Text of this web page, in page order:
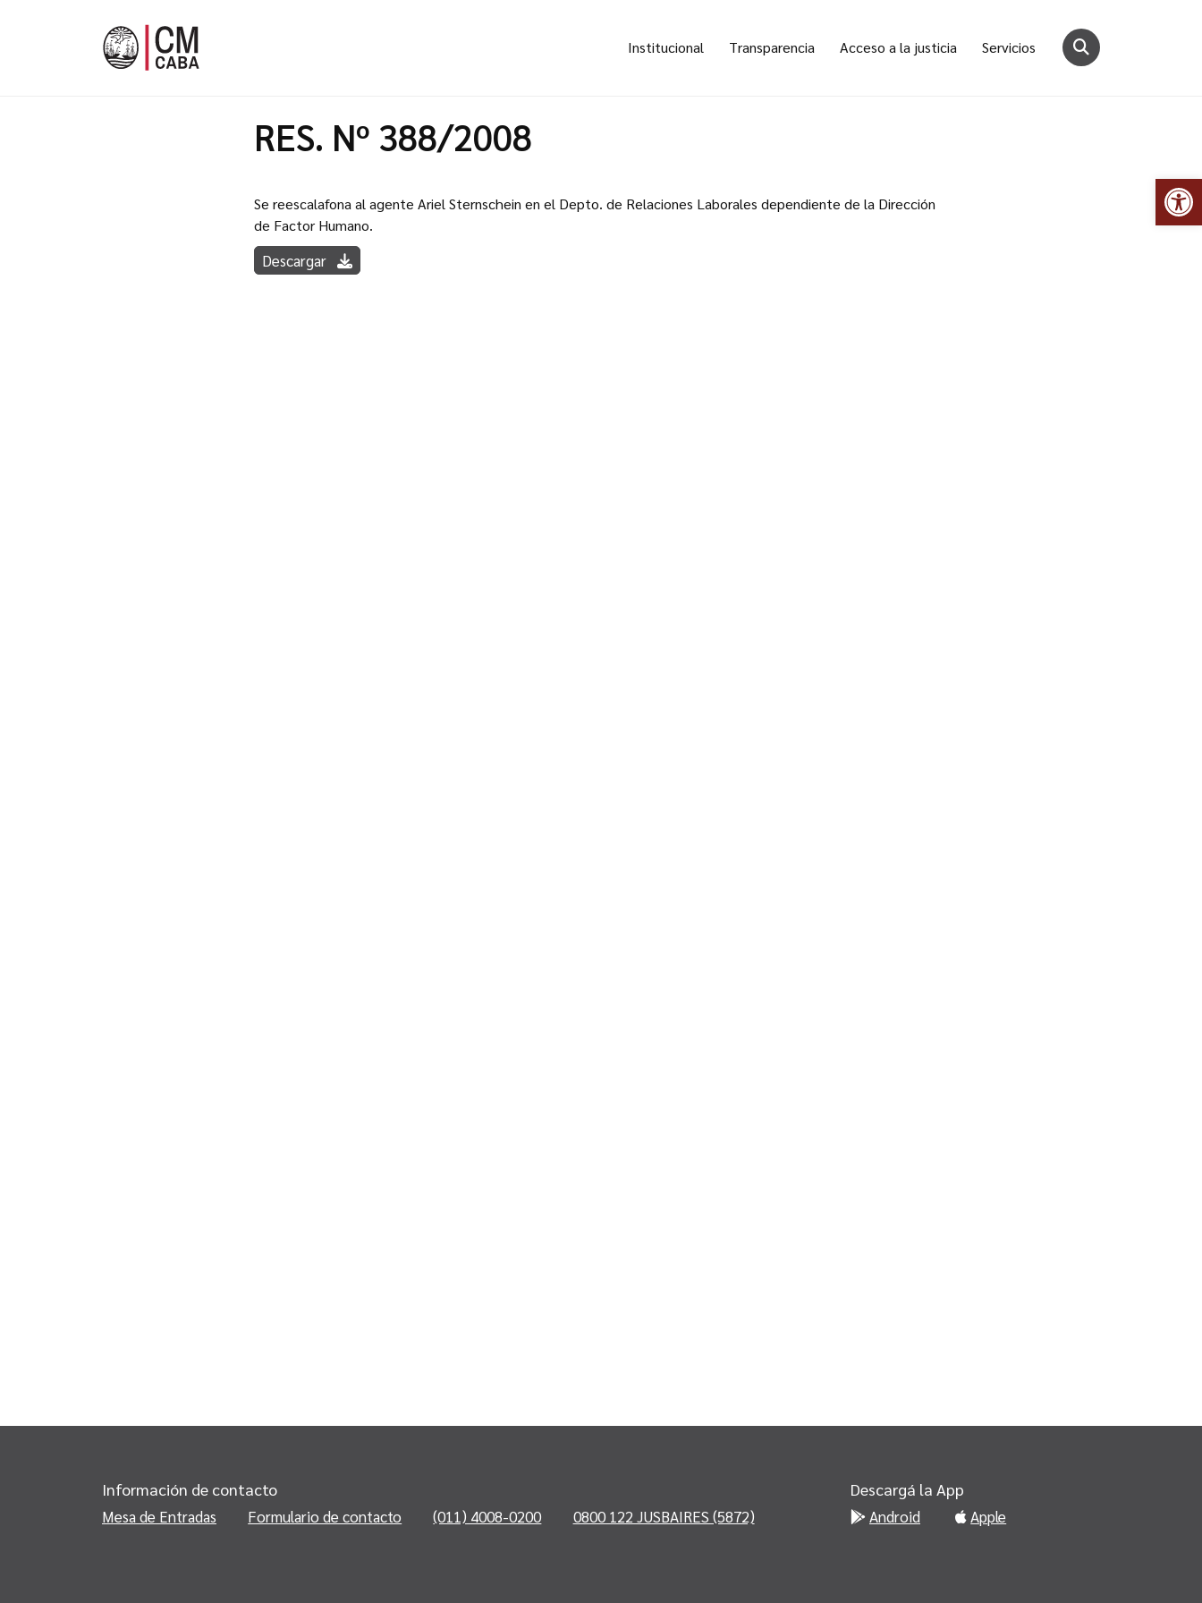
Institucional Transparencia Acceso a la justicia Servicios
RES. Nº 388/2008
Se reescalafona al agente Ariel Sternschein en el Depto. de Relaciones Laborales dependiente de la Dirección
de Factor Humano.
Descargar
Información de contacto
Mesa de Entradas Formulario de contacto (011) 4008-0200 0800 122 JUSBAIRES (5872)
Descargá la App
Android Apple